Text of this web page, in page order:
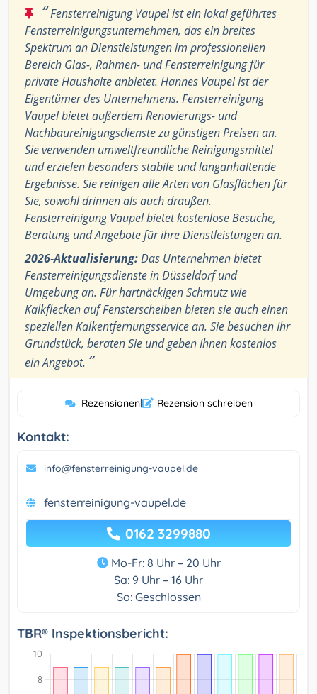
“Fensterreinigung Vaupel ist ein lokal geführtes
Fensterreinigungsunternehmen, das ein breites
Spektrum an Dienstleistungen im professionellen
Bereich Glas-, Rahmen- und Fensterreinigung für
private Haushalte anbietet. Hannes Vaupel ist der
Eigentümer des Unternehmens. Fensterreinigung
Vaupel bietet außerdem Renovierungs- und
Nachbaureinigungsdienste zu günstigen Preisen an.
Sie verwenden umweltfreundliche Reinigungsmittel
und erzielen besonders stabile und langanhaltende
Ergebnisse. Sie reinigen alle Arten von Glasflächen für
Sie, sowohl drinnen als auch draußen.
Fensterreinigung Vaupel bietet kostenlose Besuche,
Beratung und Angebote für ihre Dienstleistungen an.
2026-Aktualisierung:Das Unternehmen bietet
Fensterreinigungsdienste in Düsseldorf und
Umgebung an. Für hartnäckigen Schmutz wie
Kalkflecken auf Fensterscheiben bieten sie auch einen
speziellen Kalkentfernungsservice an. Sie besuchen Ihr
Grundstück, beraten Sie und geben Ihnen kostenlos
ein Angebot. ”
Rezensionen| Rezension schreiben
Kontakt:
info@fensterreinigung-vaupel.de
fensterreinigung-vaupel.de
0162 3299880
Mo-Fr: 8 Uhr – 20 Uhr
Sa: 9 Uhr – 16 Uhr
So: Geschlossen
TBR® Inspektionsbericht: